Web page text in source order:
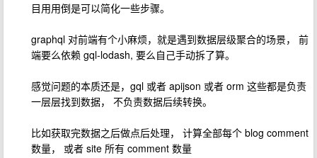
目用用倒是可以简化一些步骤。
graphql 对前端有个小麻烦，就是遇到数据层级聚合的场景， 前
端要么依赖 gql-lodash, 要么自己手动拆了算。
感觉问题的本质还是，gql 或者 apijson 或者 orm 这些都是负责
一层层找到数据， 不负责数据后续转换。
比如获取完数据之后做点后处理， 计算全部每个 blog comment
数量， 或者 site 所有 comment 数量